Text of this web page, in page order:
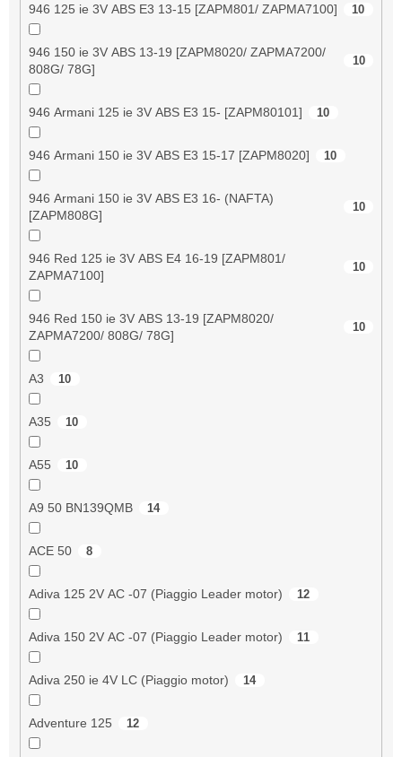
946 125 ie 3V ABS E3 13-15 [ZAPM801/ ZAPMA7100] 10
946 150 ie 3V ABS 13-19 [ZAPM8020/ ZAPMA7200/
808G/ 78G]
10
946 Armani 125 ie 3V ABS E3 15- [ZAPM80101] 10
946 Armani 150 ie 3V ABS E3 15-17 [ZAPM8020] 10
946 Armani 150 ie 3V ABS E3 16- (NAFTA)
[ZAPM808G]
10
946 Red 125 ie 3V ABS E4 16-19 [ZAPM801/
ZAPMA7100]
10
946 Red 150 ie 3V ABS 13-19 [ZAPM8020/
ZAPMA7200/ 808G/ 78G]
10
A3 10
A35 10
A55 10
A9 50 BN139QMB 14
ACE 50 8
Adiva 125 2V AC -07 (Piaggio Leader motor) 12
Adiva 150 2V AC -07 (Piaggio Leader motor) 11
Adiva 250 ie 4V LC (Piaggio motor) 14
Adventure 125 12